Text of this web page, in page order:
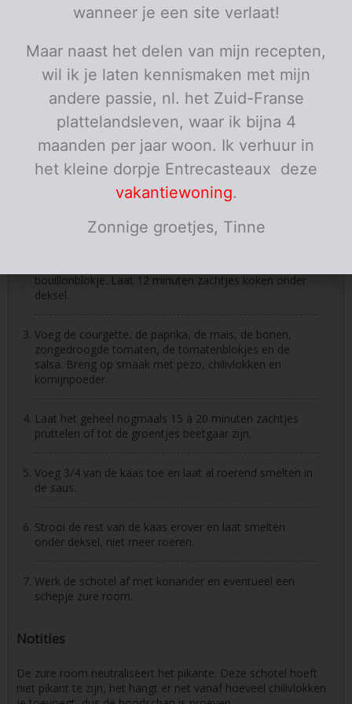
Sud n' Sol
cheddar geraspt
1 koffielepel
komijnpoeder
pezo
olijfolie
handjes verse koriander afwerking
zure room afwerking, naar smaak
Porties: personen
bouillonblokje. Laat 12 minuten zachtjes koken onder
deksel.
Voeg de courgette, de paprika, de mais, de bonen,
zongedroogde tomaten, de tomatenblokjes en de
salsa. Breng op smaak met pezo, chilivlokken en
komijnpoeder.
Laat het geheel nogmaals 15 à 20 minuten zachtjes
pruttelen of tot de groentjes beetgaar zijn.
Voeg 3/4 van de kaas toe en laat al roerend smelten in
de saus.
Strooi de rest van de kaas erover en laat smelten
onder deksel, niet meer roeren.
Werk de schotel af met koriander en eventueel een
schepje zure room.
Notities
De zure room neutraliseert het pikante. Deze schotel hoeft
niet pikant te zijn, het hangt er net vanaf hoeveel chilivlokken
wanneer je een site verlaat!
Maar naast het delen van mijn recepten,
wil ik je laten kennismaken met mijn
andere passie, nl. het Zuid-Franse
plattelandsleven, waar ik bijna 4
maanden per jaar woon. Ik verhuur in
het kleine dorpje Entrecasteaux deze
vakantiewoning.
Zonnige groetjes, Tinne